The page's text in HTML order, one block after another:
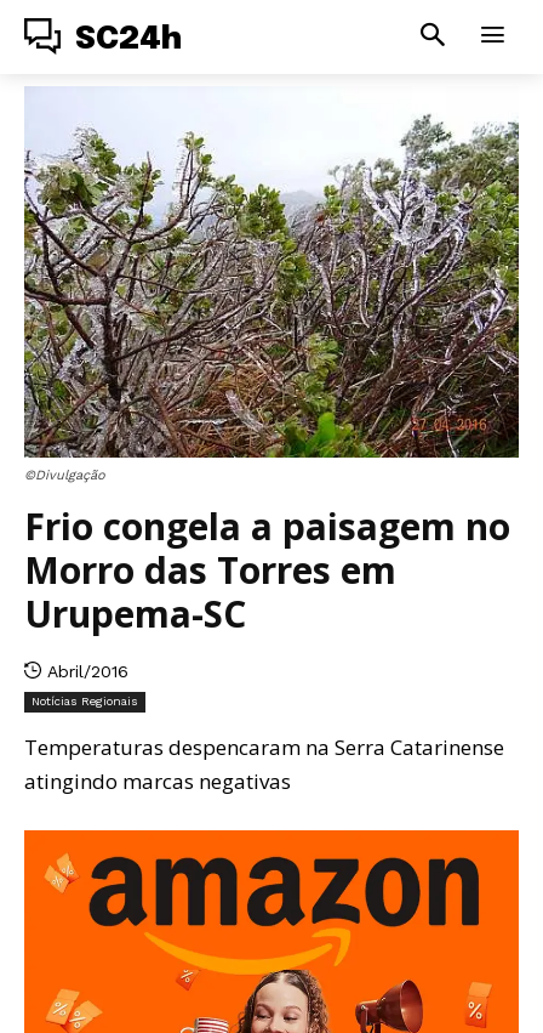
SC24h
©Divulgação
Frio congela a paisagem no
Morro das Torres em
Urupema-SC
Abril/2016
Notícias Regionais
Temperaturas despencaram na Serra Catarinense
atingindo marcas negativas